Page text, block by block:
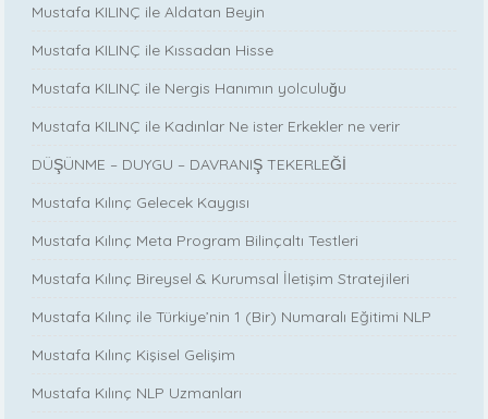
Mustafa KILINÇ ile Aldatan Beyin
Mustafa KILINÇ ile Kıssadan Hisse
Mustafa KILINÇ ile Nergis Hanımın yolculuğu
Mustafa KILINÇ ile Kadınlar Ne ister Erkekler ne verir
DÜŞÜNME – DUYGU – DAVRANIŞ TEKERLEĞİ
Mustafa Kılınç Gelecek Kaygısı
Mustafa Kılınç Meta Program Bilinçaltı Testleri
Mustafa Kılınç Bireysel & Kurumsal İletişim Stratejileri
Mustafa Kılınç ile Türkiye’nin 1 (Bir) Numaralı Eğitimi NLP
Mustafa Kılınç Kişisel Gelişim
Mustafa Kılınç NLP Uzmanları